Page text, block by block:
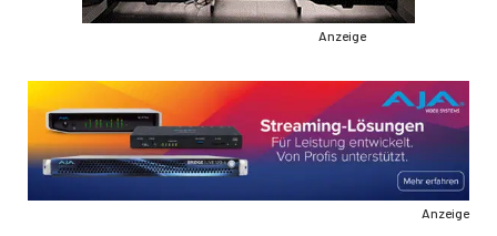
Anzeige
Anzeige